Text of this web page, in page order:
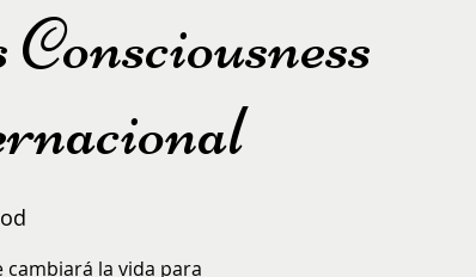
la vida para